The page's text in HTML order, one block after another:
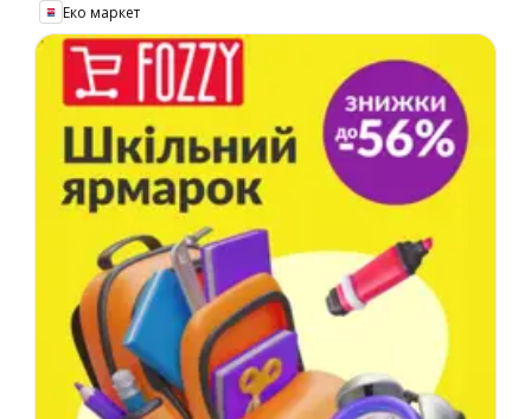
Еко маркет